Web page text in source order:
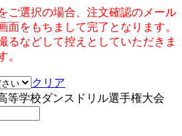
ご選択の場合、注文確認のメール
面をもちまして完了となります。
るなどして控えとしていただきま
。
クリア
等学校ダンスドリル選手権大会